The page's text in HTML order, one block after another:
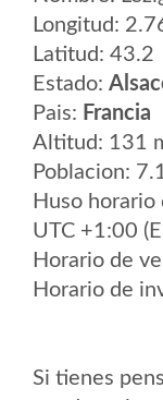
Longitud:
Latitud: 43.2
Estado:
Pais: Francia
Altitud: 131
Poblacion:
Huso horario
UTC +1:00
Horario de
Horario de
Si tienes